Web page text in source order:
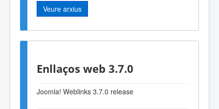
Veure arxius
Enllaços web 3.7.0
Joomla! Weblinks 3.7.0 release